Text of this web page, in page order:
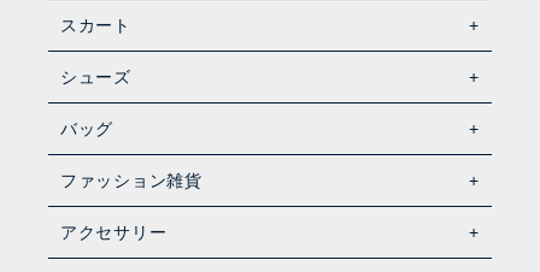
スカート
シューズ
バッグ
ファッション雑貨
アクセサリー